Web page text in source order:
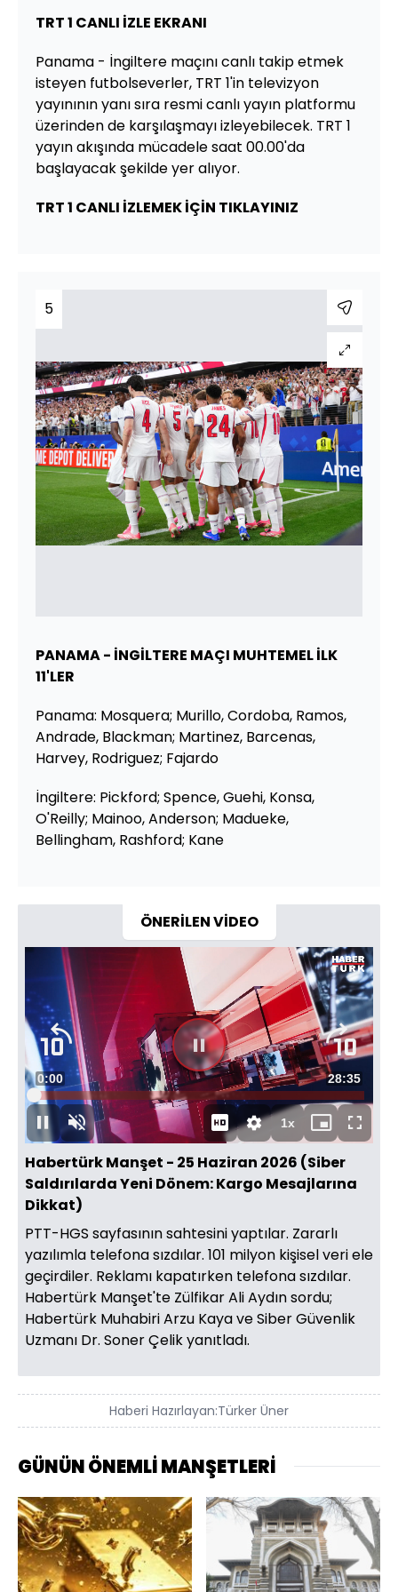
TRT 1 CANLI İZLE EKRANI
Panama - İngiltere maçını canlı takip etmek
isteyen futbolseverler, TRT 1'in televizyon
yayınının yanı sıra resmi canlı yayın platformu
üzerinden de karşılaşmayı izleyebilecek. TRT 1
yayın akışında mücadele saat 00.00'da
başlayacak şekilde yer alıyor.
TRT 1 CANLI İZLEMEK İÇİN TIKLAYINIZ
5
PANAMA - İNGİLTERE MAÇI MUHTEMEL İLK
11'LER
Panama: Mosquera; Murillo, Cordoba, Ramos,
Andrade, Blackman; Martinez, Barcenas,
Harvey, Rodriguez; Fajardo
İngiltere: Pickford; Spence, Guehi, Konsa,
O'Reilly; Mainoo, Anderson; Madueke,
Bellingham, Rashford; Kane
ÖNERİLEN VİDEO
DuraklatSesi
Aç
Süre
0:00 Toplam
Süre
28:35
Yüklendi:
0.35%
1xOynatma
Hızı
Mini
oynatıcı
Tam
Ekran
Habertürk Manşet - 25 Haziran 2026 (Siber
Saldırılarda Yeni Dönem: Kargo Mesajlarına
Dikkat)
PTT-HGS sayfasının sahtesini yaptılar. Zararlı
yazılımla telefona sızdılar. 101 milyon kişisel veri ele
geçirdiler. Reklamı kapatırken telefona sızdılar.
Habertürk Manşet'te Zülfikar Ali Aydın sordu;
Habertürk Muhabiri Arzu Kaya ve Siber Güvenlik
Uzmanı Dr. Soner Çelik yanıtladı.
Haberi Hazırlayan:Türker Üner
GÜNÜN ÖNEMLİ MANŞETLERİ